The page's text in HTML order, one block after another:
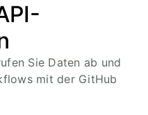
Sie Daten ab und
mit der GitHub